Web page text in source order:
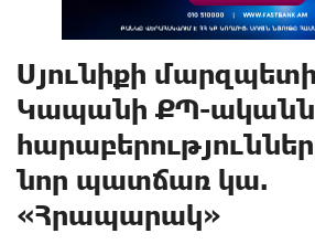
Սյունիքի
Կապանի ՔՊ-
նոր պատճառ կա.
«Հրապարակ»